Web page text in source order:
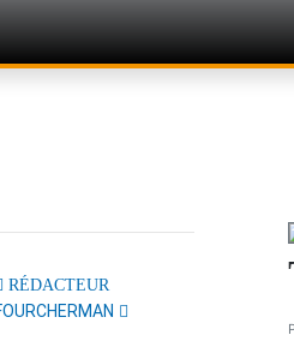
RÉDACTEUR